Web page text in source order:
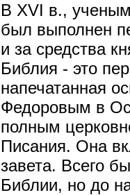
В XVI в.,
был выполнен
и за средства
Библия - это
напечатанная
Федоровым в
полным
Писания. Она
завета. Всего
Библии, но до